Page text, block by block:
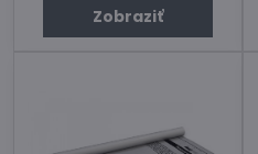
Zobraziť